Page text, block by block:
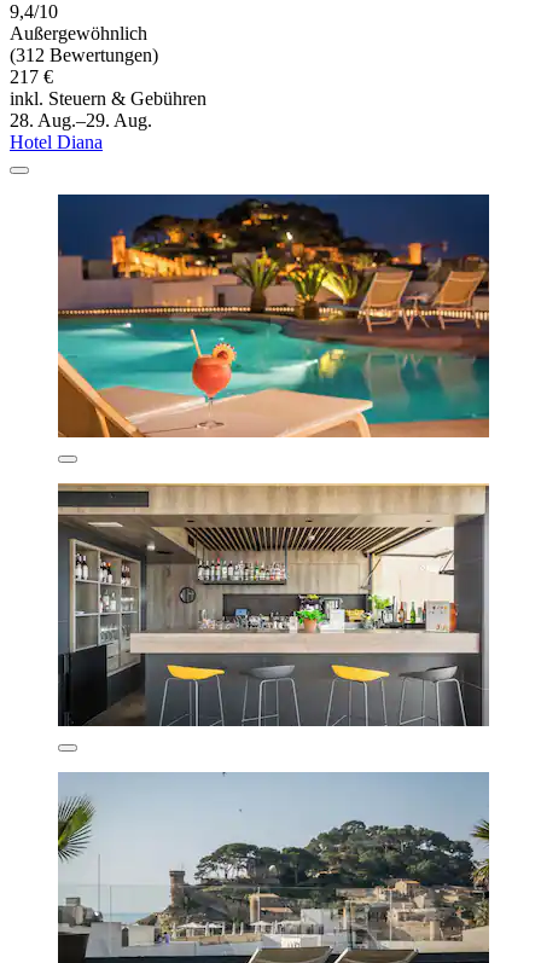
9,4/10
Außergewöhnlich
(312 Bewertungen)
217 €
inkl. Steuern & Gebühren
28. Aug.–29. Aug.
Hotel Diana